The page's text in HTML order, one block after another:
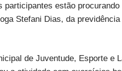
estão procurando
Stefani Dias, da
de Juventude, Esporte e